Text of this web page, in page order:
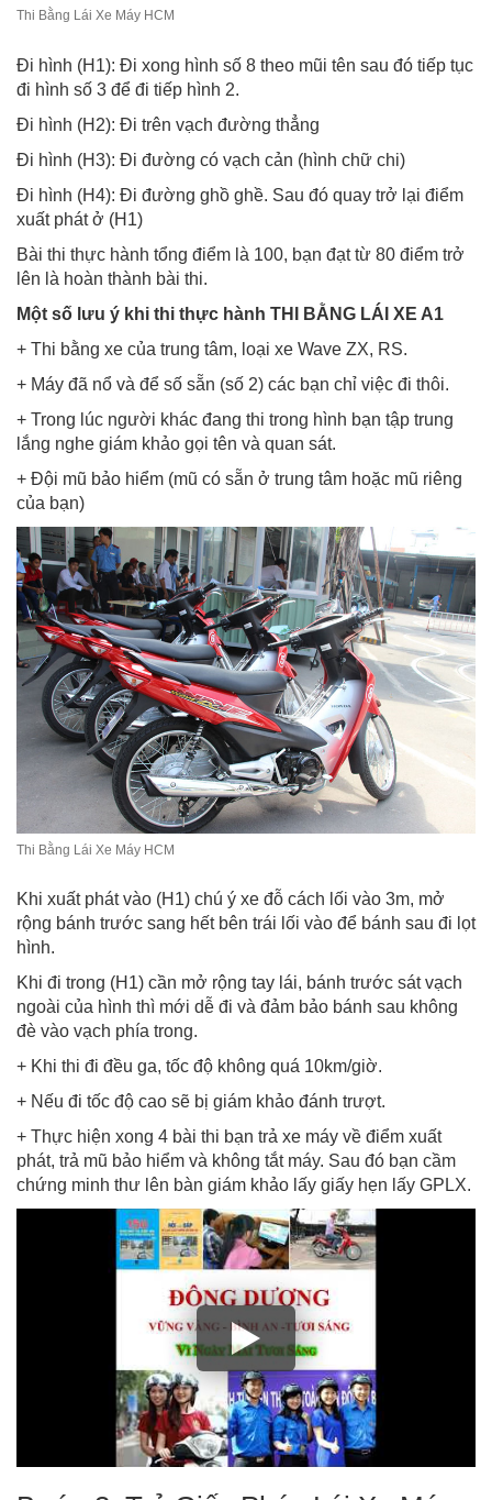
Thi Bằng Lái Xe Máy HCM
Đi hình (H1): Đi xong hình số 8 theo mũi tên sau đó tiếp tục
đi hình số 3 để đi tiếp hình 2.
Đi hình (H2): Đi trên vạch đường thẳng
Đi hình (H3): Đi đường có vạch cản (hình chữ chi)
Đi hình (H4): Đi đường ghồ ghề. Sau đó quay trở lại điểm
xuất phát ở (H1)
Bài thi thực hành tổng điểm là 100, bạn đạt từ 80 điểm trở
lên là hoàn thành bài thi.
Một số lưu ý khi thi thực hành THI BẰNG LÁI XE A1
+ Thi bằng xe của trung tâm, loại xe Wave ZX, RS.
+ Máy đã nổ và để số sẵn (số 2) các bạn chỉ việc đi thôi.
+ Trong lúc người khác đang thi trong hình bạn tập trung
lắng nghe giám khảo gọi tên và quan sát.
+ Đội mũ bảo hiểm (mũ có sẵn ở trung tâm hoặc mũ riêng
của bạn)
Thi Bằng Lái Xe Máy HCM
Khi xuất phát vào (H1) chú ý xe đỗ cách lối vào 3m, mở
rộng bánh trước sang hết bên trái lối vào để bánh sau đi lọt
hình.
Khi đi trong (H1) cần mở rộng tay lái, bánh trước sát vạch
ngoài của hình thì mới dễ đi và đảm bảo bánh sau không
đè vào vạch phía trong.
+ Khi thi đi đều ga, tốc độ không quá 10km/giờ.
+ Nếu đi tốc độ cao sẽ bị giám khảo đánh trượt.
+ Thực hiện xong 4 bài thi bạn trả xe máy về điểm xuất
phát, trả mũ bảo hiểm và không tắt máy. Sau đó bạn cầm
chứng minh thư lên bàn giám khảo lấy giấy hẹn lấy GPLX.